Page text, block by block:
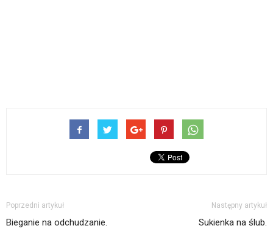
Poprzedni artykuł
Bieganie na odchudzanie.
Następny artykuł
Sukienka na ślub.